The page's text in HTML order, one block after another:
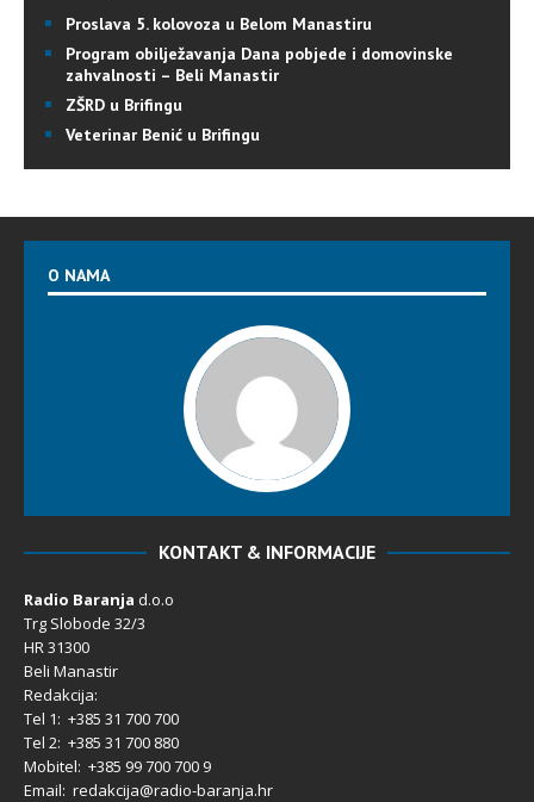
Proslava 5. kolovoza u Belom Manastiru
Program obilježavanja Dana pobjede i domovinske
zahvalnosti – Beli Manastir
ZŠRD u Brifingu
Veterinar Benić u Brifingu
O NAMA
KONTAKT & INFORMACIJE
Radio Baranja d.o.o
Trg Slobode 32/3
HR 31300
Beli Manastir
Redakcija:
Tel 1: +385 31 700 700
Tel 2: +385 31 700 880
Mobitel: +385 99 700 700 9
Email: redakcija@radio-baranja.hr